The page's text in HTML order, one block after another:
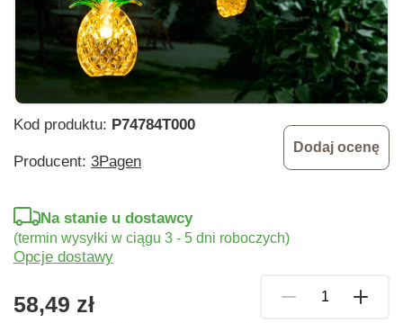
Kod produktu: P74784T000
Producent: 3Pagen
Dodaj ocenę
58,49 zł
Na stanie u dostawcy
(termin wysyłki w ciągu 3 - 5 dni roboczych)
Opcje dostawy